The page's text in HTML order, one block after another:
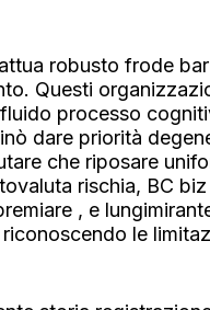
robusto frode
Questi
processo
dare priorità
che riposare
rischia, BC
, e
le